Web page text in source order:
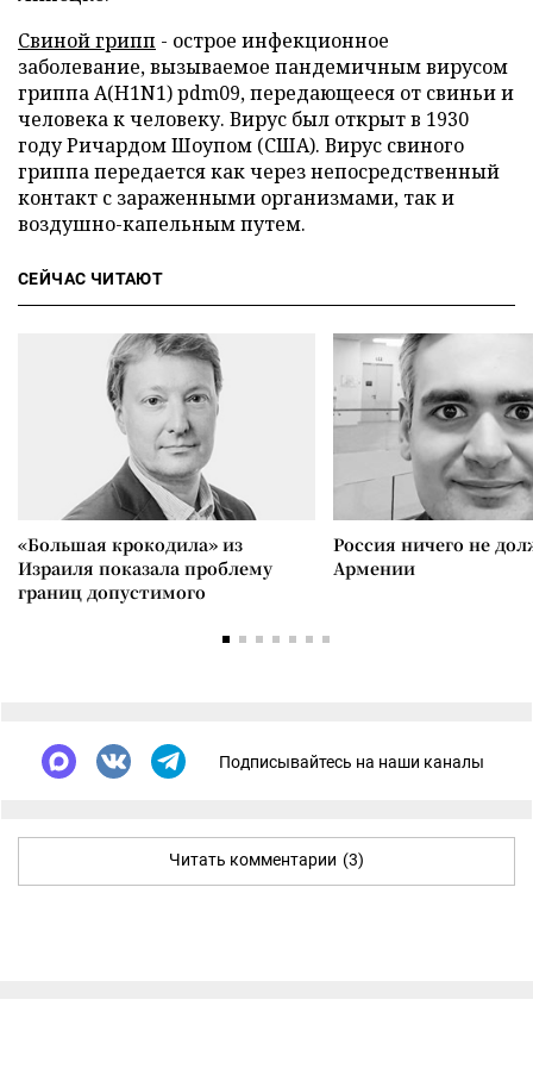
Свиной грипп - острое инфекционное
заболевание, вызываемое пандемичным вирусом
гриппа А(H1N1) pdm09, передающееся от свиньи и
человека к человеку. Вирус был открыт в 1930
году Ричардом Шоупом (США). Вирус свиного
гриппа передается как через непосредственный
контакт с зараженными организмами, так и
воздушно-капельным путем.
СЕЙЧАС ЧИТАЮТ
«Большая крокодила» из
Израиля показала проблему
границ допустимого
Россия ничего не
Армении
Подписывайтесь на наши каналы
Читать комментарии (3)